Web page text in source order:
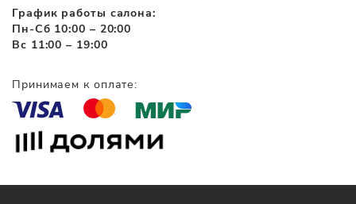
График работы салона:
Пн-Сб 10:00 – 20:00
Вс 11:00 – 19:00
Принимаем к оплате: